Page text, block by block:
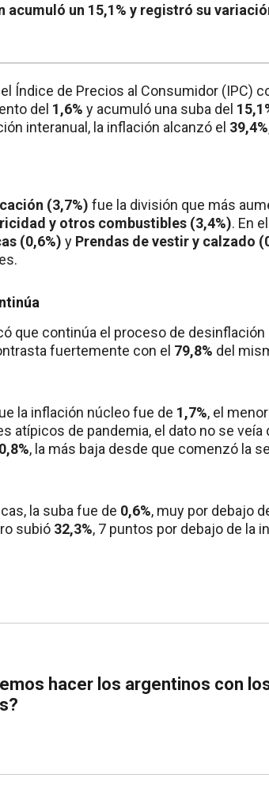
un 15,1% y registró su
Índice de Precios al Consumidor (IPC)
del 1,6% y acumuló una suba del
interanual, la inflación alcanzó el 39,4%
(3,7%) fue la división que más
y otros combustibles (3,4%). En
(0,6%) y Prendas de vestir y calzado
que continúa el proceso de desinflación
fuertemente con el 79,8% del
la inflación núcleo fue de 1,7%, el
atípicos de pandemia, el dato no se veía
0,8%, la más baja desde que comenzó la
la suba fue de 0,6%, muy por debajo
subió 32,3%, 7 puntos por debajo de la
hacer los argentinos con